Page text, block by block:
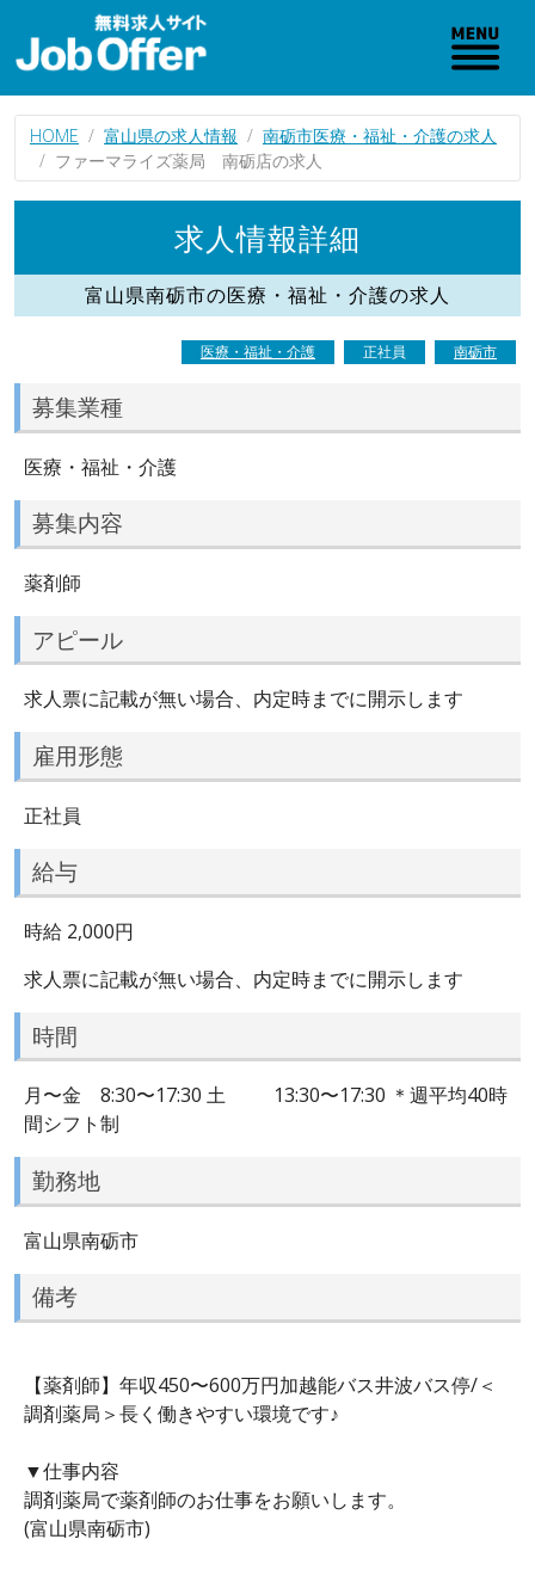
HOME 富山県の求人情報
南砺市医療・福祉・介護の求人
ファーマライズ薬局 南砺店の求人
求人情報詳細
富山県南砺市の医療・福祉・介護の求人
医療・福祉・介護 正社員 南砺市
募集業種
医療・福祉・介護
募集内容
薬剤師
アピール
求人票に記載が無い場合、内定時までに開示します
雇用形態
正社員
給与
時給 2,000円
求人票に記載が無い場合、内定時までに開示します
時間
月〜金 8:30〜17:30 土 13:30〜17:30 ＊週平均40時
間シフト制
勤務地
富山県南砺市
備考
【薬剤師】年収450〜600万円加越能バス井波バス停/＜
調剤薬局＞長く働きやすい環境です♪
▼仕事内容
調剤薬局で薬剤師のお仕事をお願いします。
(富山県南砺市)